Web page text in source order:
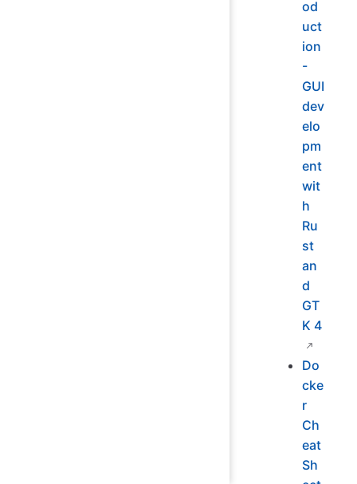
od
uct
ion
-
GUI
dev
elo
pm
ent
wit
h
Ru
st
an
d
GT
K 4
Do
cke
r
Ch
eat
Sh